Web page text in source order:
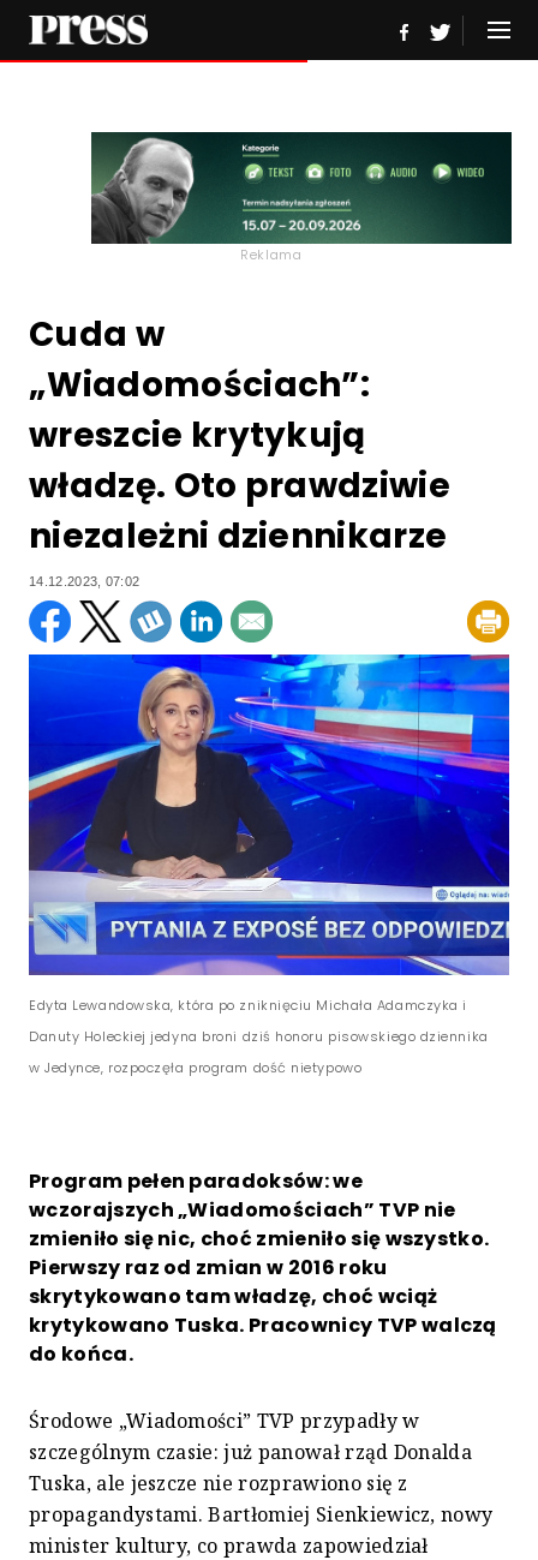
Reklama
Cuda w
„Wiadomościach”:
wreszcie krytykują
władzę. Oto prawdziwie
niezależni dziennikarze
14.12.2023, 07:02
Edyta Lewandowska, która po zniknięciu Michała Adamczyka i
Danuty Holeckiej jedyna broni dziś honoru pisowskiego dziennika
w Jedynce, rozpoczęła program dość nietypowo
Program pełen paradoksów: we
wczorajszych „Wiadomościach” TVP nie
zmieniło się nic, choć zmieniło się wszystko.
Pierwszy raz od zmian w 2016 roku
skrytykowano tam władzę, choć wciąż
krytykowano Tuska. Pracownicy TVP walczą
do końca.
Środowe „Wiadomości” TVP przypadły w
szczególnym czasie: już panował rząd Donalda
Tuska, ale jeszcze nie rozprawiono się z
propagandystami. Bartłomiej Sienkiewicz, nowy
minister kultury, co prawda zapowiedział